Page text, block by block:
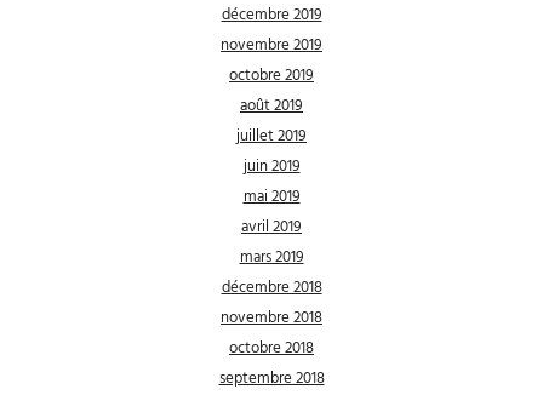
décembre 2019
novembre 2019
octobre 2019
août 2019
juillet 2019
juin 2019
mai 2019
avril 2019
mars 2019
décembre 2018
novembre 2018
octobre 2018
septembre 2018